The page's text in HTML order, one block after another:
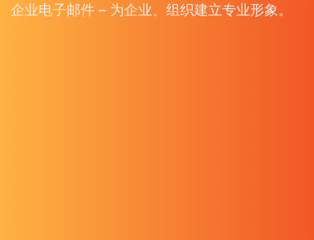
企业电子邮件 – 为企业、组织建立专业形象。